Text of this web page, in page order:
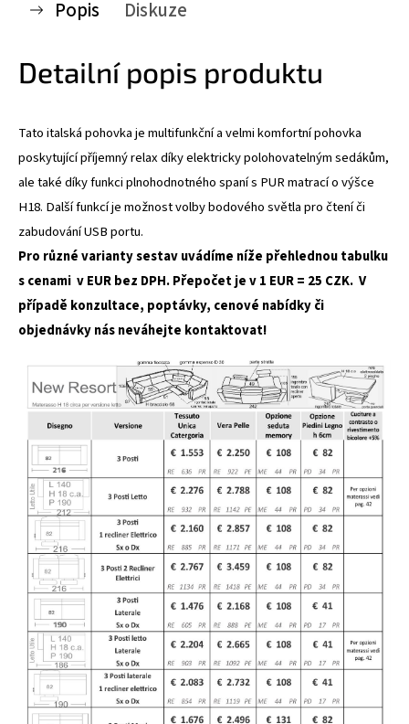
Popis Diskuze
Detailní popis produktu
Tato italská pohovka je multifunkční a velmi komfortní pohovka
poskytující příjemný relax díky elektricky polohovatelným sedákům,
ale také díky funkci plnohodnotného spaní s PUR matrací o výšce
H18. Další funkcí je možnost volby bodového světla pro čtení či
zabudování USB portu.
Pro různé varianty sestav uvádíme níže přehlednou tabulku
s cenami v EUR bez DPH. Přepočet je v 1 EUR = 25 CZK. V
případě konzultace, poptávky, cenové nabídky či
objednávky nás neváhejte kontaktovat!